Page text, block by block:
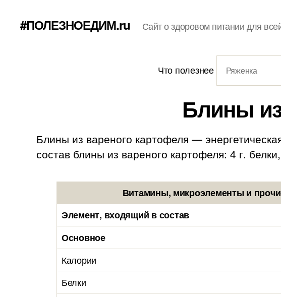
#ПОЛЕЗНОЕДИМ.ru Сайт о здоровом питании для
Что полезнее
Блины
Блины из вареного картофеля —
состав блины из вареного картофеля: 4 г.
Витамины, микроэлементы и
Элемент, входящий в состав
Основное
Калории
Белки